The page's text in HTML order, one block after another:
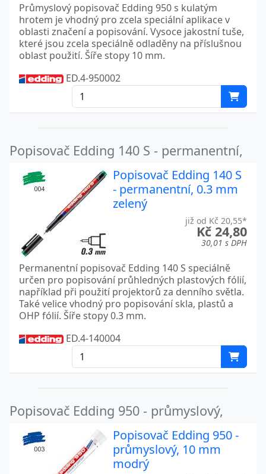
Průmyslový popisovač Edding 950 s kulatým
hrotem je vhodný pro zcela speciální aplikace v
oblasti značení a popisování. Vysoce jakostní tuše,
které jsou zcela speciálně odladěny na příslušnou
oblast použití. Šíře stopy 10 mm.
ED.4-950002
Popisovač Edding 140 S - permanentní,
Popisovač Edding 140 S
- permanentní, 0.3 mm
zelený
již od Kč 20,55*
Kč 24,80
30,01 s DPH
Permanentní popisovač Edding 140 S speciálně
určen pro popisování průhledných plastových fólií,
například při použití projektorů za denního světla.
Také velice vhodný pro popisování skla, plastů a
OHP fólií. Šíře stopy 0.3 mm.
ED.4-140004
Popisovač Edding 950 - průmyslový,
Popisovač Edding 950 -
průmyslový, 10 mm
modrý